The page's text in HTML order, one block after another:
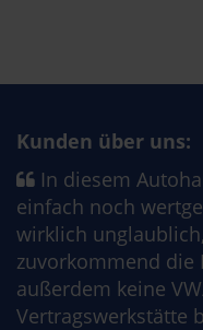
Kunden über uns:
In diesem
einfach noch
wirklich
zuvorkommend
außerdem keine
Vertragswerkstätte